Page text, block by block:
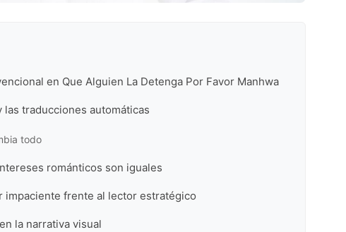
en Que Alguien La Detenga Por Favor Manhwa
las traducciones automáticas
todo
románticos son iguales
impaciente frente al lector estratégico
la narrativa visual